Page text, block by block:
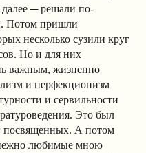
─ решали по-
Потом пришли
несколько сузили круг
Но и для них
важным, жизненно
и перфекционизм
и сервильности
Это был
посвященных. А потом
нежно любимые мною